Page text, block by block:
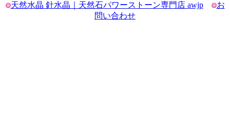
天然水晶 針水晶｜天然石パワーストーン専門店 awjp
お
問い合わせ